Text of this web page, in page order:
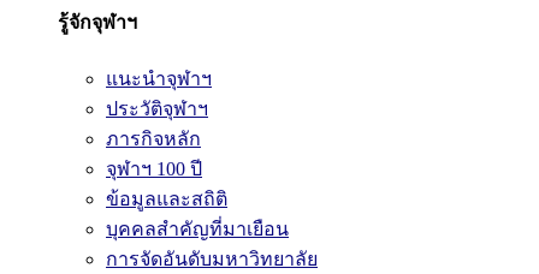
รู้จักจุฬาฯ
แนะนำจุฬาฯ
ประวัติจุฬาฯ
ภารกิจหลัก
จุฬาฯ 100 ปี
ข้อมูลและสถิติ
บุคคลสำคัญที่มาเยือน
การจัดอันดับมหาวิทยาลัย